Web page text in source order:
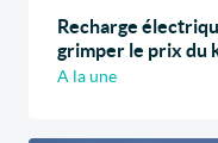
Recharge
grimper le prix du
A la une